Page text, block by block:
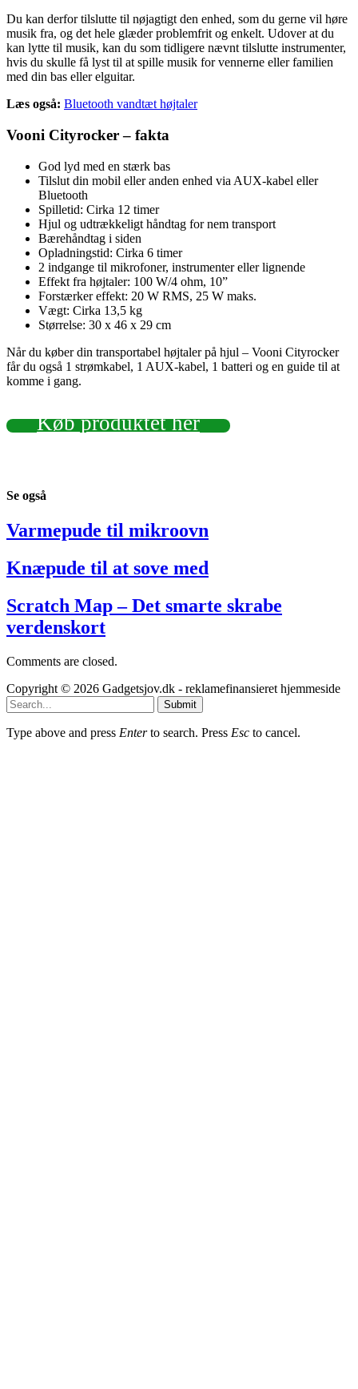
Du kan derfor tilslutte til nøjagtigt den enhed, som du gerne vil høre
musik fra, og det hele glæder problemfrit og enkelt. Udover at du
kan lytte til musik, kan du som tidligere nævnt tilslutte instrumenter,
hvis du skulle få lyst til at spille musik for vennerne eller familien
med din bas eller elguitar.
Læs også: Bluetooth vandtæt højtaler
Vooni Cityrocker – fakta
God lyd med en stærk bas
Tilslut din mobil eller anden enhed via AUX-kabel eller
Bluetooth
Spilletid: Cirka 12 timer
Hjul og udtrækkeligt håndtag for nem transport
Bærehåndtag i siden
Opladningstid: Cirka 6 timer
2 indgange til mikrofoner, instrumenter eller lignende
Effekt fra højtaler: 100 W/4 ohm, 10”
Forstærker effekt: 20 W RMS, 25 W maks.
Vægt: Cirka 13,5 kg
Størrelse: 30 x 46 x 29 cm
Når du køber din transportabel højtaler på hjul – Vooni Cityrocker
får du også 1 strømkabel, 1 AUX-kabel, 1 batteri og en guide til at
komme i gang.
Køb produktet her
Se også
Varmepude til mikroovn
Knæpude til at sove med
Scratch Map – Det smarte skrabe
verdenskort
Comments are closed.
Copyright © 2026 Gadgetsjov.dk - reklamefinansieret hjemmeside
Submit
Type above and press Enterto search. Press Esc to cancel.